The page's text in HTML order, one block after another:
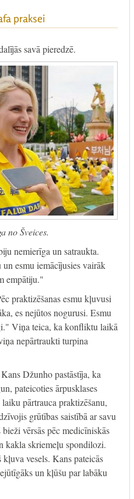
praksei
savā pieredzē.
no Šveices.
nemierīga un satraukta.
esmu iemācījusies vairāk
empātiju."
praktizēšanas esmu kļuvusi
es nejūtos nogurusi. Esmu
Viņa teica, ka konfliktu laikā
nepārtraukti turpina
Džunho pastāstīja, ka
pateicoties ārpusklases
pārtrauca praktizēšanu,
grūtības saistībā ar savu
vērsās pēc medicīniskās
kakla skriemeļu spondilozi.
vesels. Kans pateicās
un kļūšu par labāku